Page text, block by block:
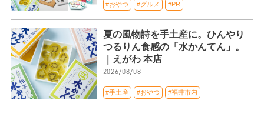
#おやつ #グルメ #PR
夏の風物詩を手土産に。ひんやり
つるりん食感の「水かんてん」。
｜えがわ 本店
2026/08/08
#手土産 #おやつ #福井市内